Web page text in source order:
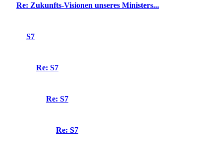
Re: Zukunfts-Visionen unseres Ministers...
S7
Re: S7
Re: S7
Re: S7